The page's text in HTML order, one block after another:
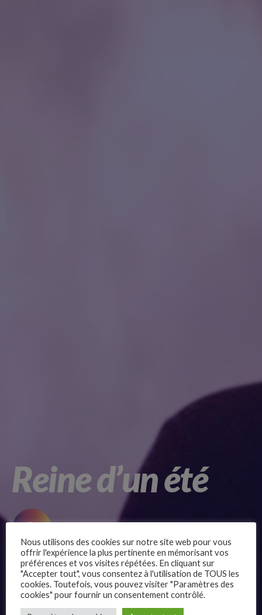
Reine d’un été
On adore, dans les films d’aventure, quand le héros se
révèle être un outsider ! Et Léa, reine de cet été, ne vous
décevra pas !
Les vacances viennent de commencer et Léa, 10 ans, n’a pas
Nous utilisons des cookies sur notre site web pour vous
offrir l'expérience la plus pertinente en mémorisant vos
préférences et vos visites répétées. En cliquant sur
"Accepter tout", vous consentez à l'utilisation de TOUS les
cookies. Toutefois, vous pouvez visiter "Paramètres des
cookies" pour fournir un consentement contrôlé.